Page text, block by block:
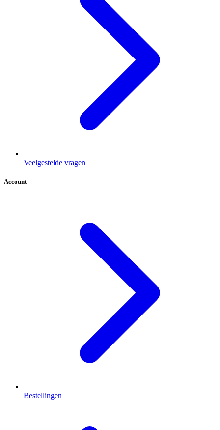
Veelgestelde vragen
Account
Bestellingen